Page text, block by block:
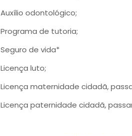
Auxílio odontológico;
Programa de tutoria;
Seguro de vida*
Licença luto;
Licença maternidade cidadã,
Licença paternidade cidadã,